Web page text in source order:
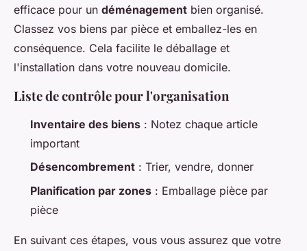
efficace pour un déménagement bien organisé.
Classez vos biens par pièce et emballez-les en
conséquence. Cela facilite le déballage et
l'installation dans votre nouveau domicile.
Liste de contrôle pour l'organisation
Inventaire des biens : Notez chaque article
important
Désencombrement : Trier, vendre, donner
Planification par zones : Emballage pièce par
pièce
En suivant ces étapes, vous vous assurez que votre